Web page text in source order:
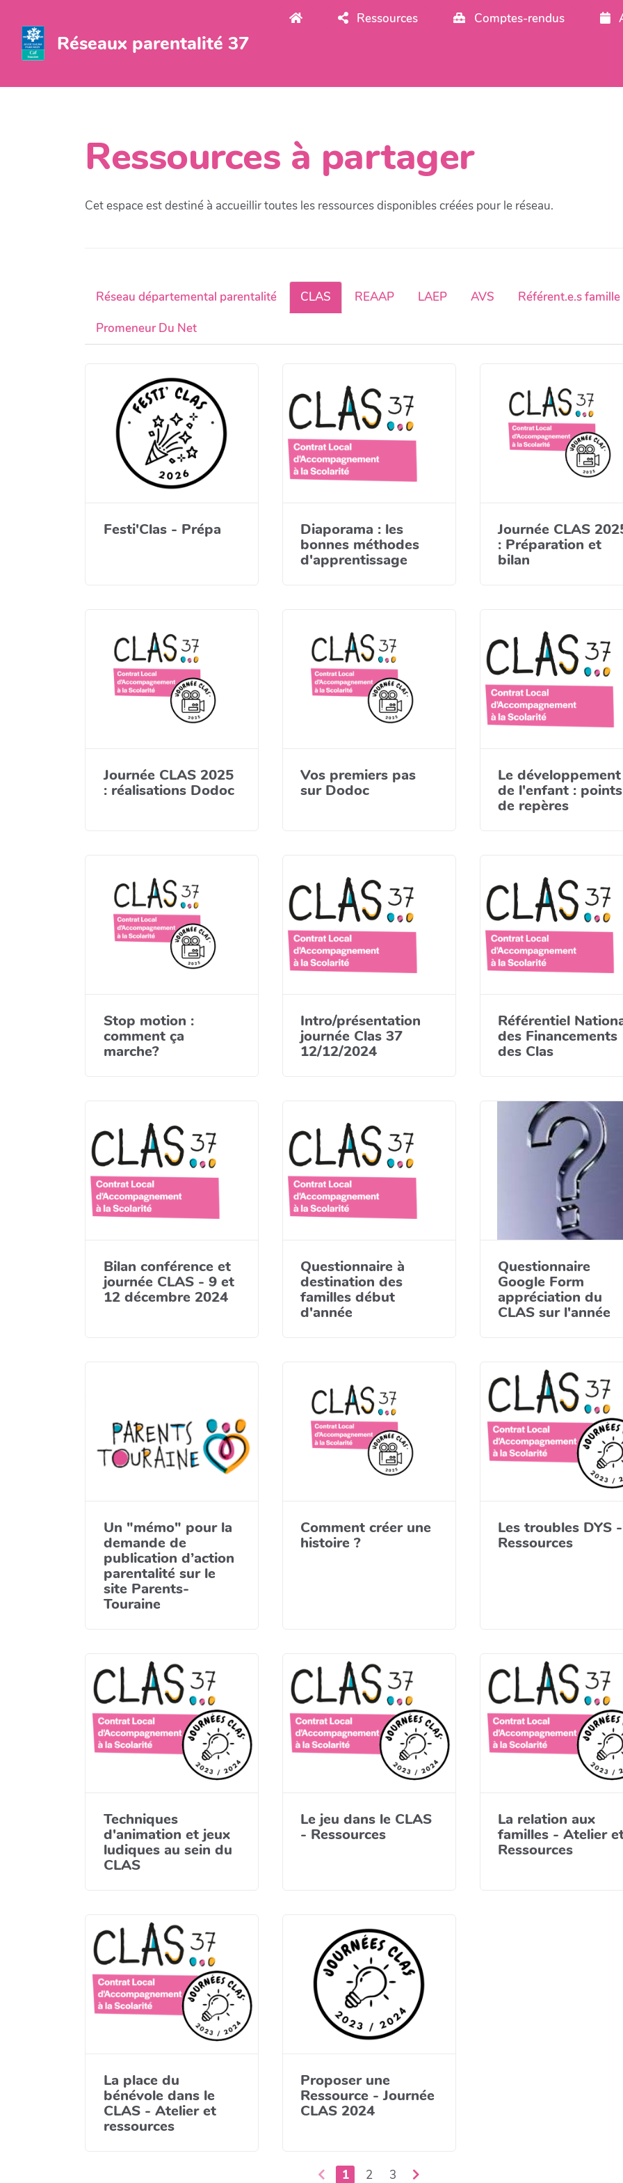
Réseaux parentalité 37
Ressources Comptes-rendus
Ressources à partager
Cet espace est destiné à accueillir toutes les ressources disponibles créées pour le réseau.
Réseau départemental parentalité CLAS REAAP LAEP AVS
Référent.e.s famille
Promeneur Du Net
Festi'Clas - Prépa Diaporama : les
bonnes méthodes
d'apprentissage
Journée CLAS
: Préparation et
bilan
Journée CLAS 2025
: réalisations Dodoc
Vos premiers pas
sur Dodoc
Le développement
de l'enfant : points
de repères
Stop motion :
comment ça
marche?
Intro/présentation
journée Clas 37
12/12/2024
Référentiel
des Financements
des Clas
Bilan conférence et
journée CLAS - 9 et
12 décembre 2024
Questionnaire à
destination des
familles début
d'année
Questionnaire
Google Form
appréciation du
CLAS sur l'année
Un "mémo" pour la
demande de
publication d’action
parentalité sur le
site Parents-
Touraine
Comment créer une
histoire ?
Les troubles DYS -
Ressources
Techniques
d'animation et jeux
ludiques au sein du
CLAS
Le jeu dans le CLAS
- Ressources
La relation aux
familles - Atelier
Ressources
La place du
bénévole dans le
CLAS - Atelier et
ressources
Proposer une
Ressource - Journée
CLAS 2024
1 2 3